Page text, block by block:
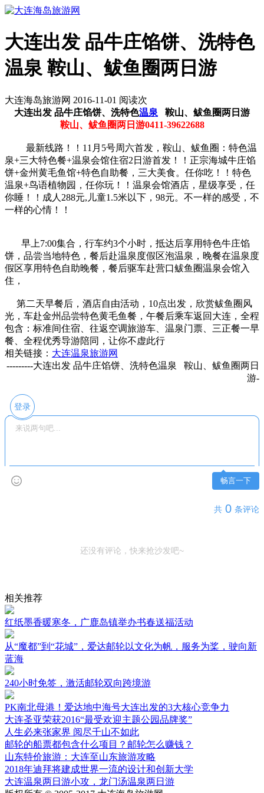
大连出发 品牛庄馅饼、洗特色
温泉 鞍山、鲅鱼圈两日游
大连海岛旅游网 2016-11-01 阅读次
大连出发 品牛庄馅饼、洗特色温泉 鞍山、鲅鱼圈两日游
鞍山、鲅鱼圈两日游0411-39622688
最新线路！！11月5号周六首发，鞍山、鲅鱼圈：特色温
泉+三大特色餐+温泉会馆住宿2日游首发！！正宗海城牛庄馅
饼+金州黄毛鱼馆+特色自助餐，三大美食。任你吃！！特色
温泉+鸟语植物园，任你玩！！温泉会馆酒店，星级享受，任
你睡！！成人288元,儿童1.5米以下，98元。不一样的感受，不
一样的心情！！
早上7:00集合，行车约3个小时，抵达后享用特色牛庄馅
饼，品尝当地特色，餐后赴温泉度假区泡温泉，晚餐在温泉度
假区享用特色自助晚餐，餐后驱车赴营口鲅鱼圈温泉会馆入
住，
第二天早餐后，酒店自由活动，10点出发，欣赏鲅鱼圈风
光，车赴金州品尝特色黄毛鱼餐，午餐后乘车返回大连，全程
包含：标准间住宿、往返空调旅游车、温泉门票、三正餐一早
餐、全程优秀导游陪同，让你不虚此行
相关链接： 大连温泉旅游网
---------大连出发 品牛庄馅饼、洗特色温泉 鞍山、鲅鱼圈两日
游-
登录
畅言一下
共 0 条评论
还没有评论，快来抢沙发吧~
相关推荐
红纸墨香暖寒冬，广鹿岛镇举办书春送福活动
从“魔都”到“花城”，爱达邮轮以文化为帆，服务为桨，驶向新
蓝海
240小时免签，激活邮轮双向跨境游
PK南北母港！爱达地中海号大连出发的3大核心竞争力
大连圣亚荣获2016“最受欢迎主题公园品牌奖”
人生必来张家界 阅尽千山不如此
邮轮的船票都包含什么项目？邮轮怎么赚钱？
山东特价旅游：大连至山东旅游攻略
2018年迪拜将建成世界一流的设计和创新大学
大连温泉两日游小攻，龙门汤温泉两日游